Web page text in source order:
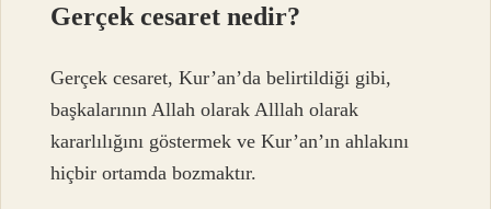
Gerçek cesaret nedir?
Gerçek cesaret, Kur’an’da belirtildiği gibi,
başkalarının Allah olarak Alllah olarak
kararlılığını göstermek ve Kur’an’ın ahlakını
hiçbir ortamda bozmaktır.